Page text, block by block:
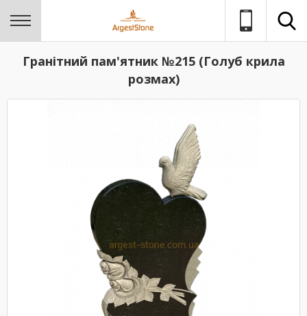
Гранітний пам'ятник №215 (Голуб крила
розмах)